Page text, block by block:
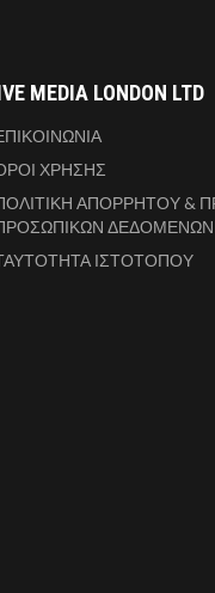
MEDIA LONDON LTD
ΧΡΗΣΗΣ
ΑΠΟΡΡΗΤΟΥ &
ΔΕΔΟΜΕΝΩΝ
ΙΣΤΟΤΟΠΟΥ